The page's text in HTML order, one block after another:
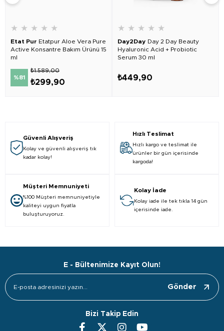
★ ★ ★ ★ ★
Etat Pur Etatpur Aloe Vera Pure
Active Konsantre Bakım Ürünü 15
ml
%81
₺299,90
₺1.589,00
★ ★ ★ ★ ★
Day2Day Day 2 Day Beauty
Hyaluronic Acid + Probiotic
Serum 30 ml
₺449,90
Güvenli Alışveriş
Kolay ve güvenli alışveriş tık
kadar kolay!
Hızlı Teslimat
Hızlı kargo ve teslimat ile
ürünler bir gün içerisinde
kargoda!
Müşteri Memnuniyeti
%100 Müşteri memnuniyetiyle
kaliteyi uygun fiyatla
buluşturuyoruz.
Kolay İade
Kolay iade ile tek tıkla 14 gün
içerisinde iade.
E - Bültenimize Kayıt Olun!
Gönder
Bizi Takip Edin